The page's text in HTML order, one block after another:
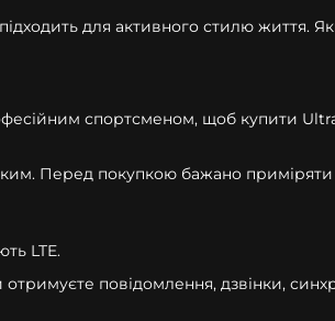
для активного стилю життя.
спортсменом, щоб купити
Перед покупкою бажано приміряти
LTE.
повідомлення, дзвінки,